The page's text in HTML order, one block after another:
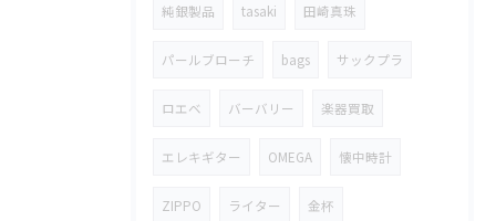
純銀製品 tasaki 田崎真珠
パールブローチ bags サックプラ
ロエベ バーバリー 楽器買取
エレキギター OMEGA 懐中時計
ZIPPO ライター 金杯